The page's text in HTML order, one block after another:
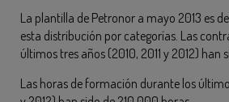
La plantilla de Petronor a mayo 2013 es
esta distribución por categorías. Las
últimos tres años (2010, 2011 y 2012) han
Las horas de formación durante los